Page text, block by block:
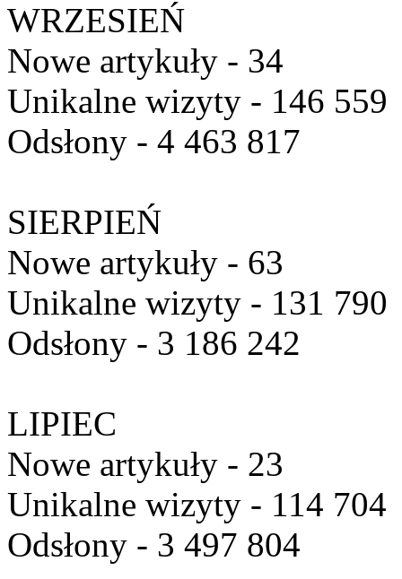
WRZESIEŃ
Nowe artykuły - 34
Unikalne wizyty - 146 559
Odsłony - 4 463 817
SIERPIEŃ
Nowe artykuły - 63
Unikalne wizyty - 131 790
Odsłony - 3 186 242
LIPIEC
Nowe artykuły - 23
Unikalne wizyty - 114 704
Odsłony - 3 497 804